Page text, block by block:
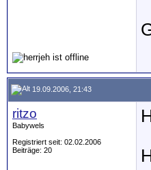
19.09.2006, 21:43
ritzo
Babywels
Registriert seit: 02.02.2006
Beiträge: 20